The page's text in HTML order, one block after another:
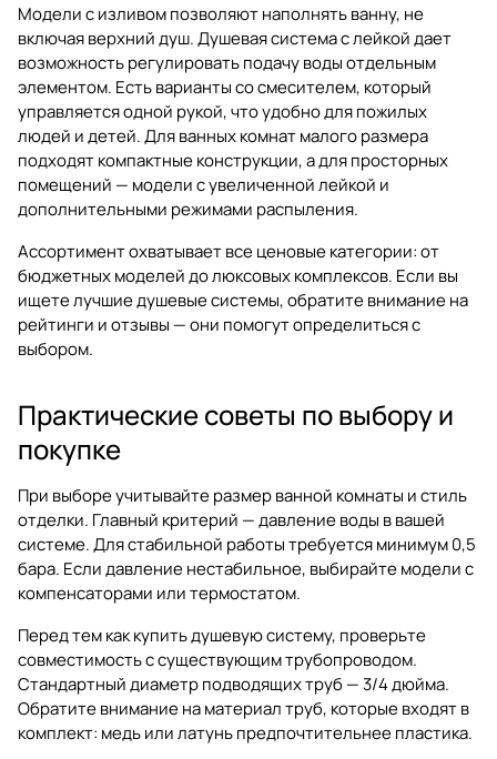
Модели с изливом позволяют наполнять ванну, не
включая верхний душ. Душевая система с лейкой дает
возможность регулировать подачу воды отдельным
элементом. Есть варианты со смесителем, который
управляется одной рукой, что удобно для пожилых
людей и детей. Для ванных комнат малого размера
подходят компактные конструкции, а для просторных
помещений — модели с увеличенной лейкой и
дополнительными режимами распыления.
Ассортимент охватывает все ценовые категории: от
бюджетных моделей до люксовых комплексов. Если вы
ищете лучшие душевые системы, обратите внимание на
рейтинги и отзывы — они помогут определиться с
выбором.
Практические советы по выбору и
покупке
При выборе учитывайте размер ванной комнаты и стиль
отделки. Главный критерий — давление воды в вашей
системе. Для стабильной работы требуется минимум 0,5
бара. Если давление нестабильное, выбирайте модели с
компенсаторами или термостатом.
Перед тем как купить душевую систему, проверьте
совместимость с существующим трубопроводом.
Стандартный диаметр подводящих труб — 3/4 дюйма.
Обратите внимание на материал труб, которые входят в
комплект: медь или латунь предпочтительнее пластика.